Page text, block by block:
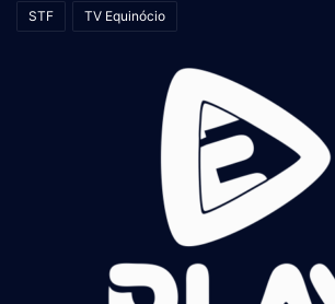
STF TV Equinócio